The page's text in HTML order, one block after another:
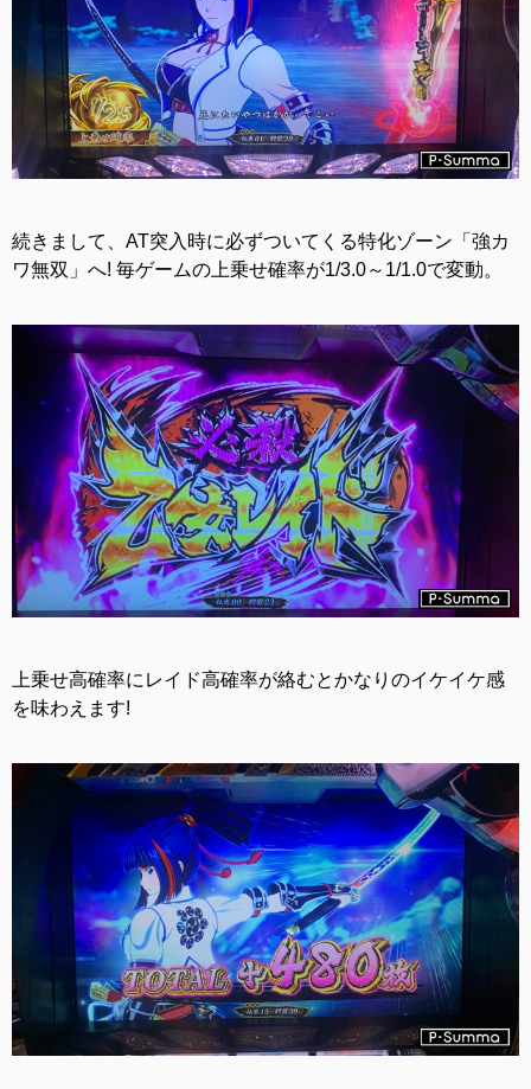
続きまして、AT突入時に必ずついてくる特化ゾーン「強カ
ワ無双」へ! 毎ゲームの上乗せ確率が1/3.0～1/1.0で変動。
上乗せ高確率にレイド高確率が絡むとかなりのイケイケ感
を味わえます!